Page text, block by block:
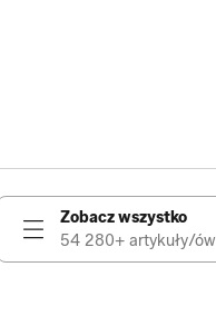
Zobacz wszystko
54 280+ artykuły/ów